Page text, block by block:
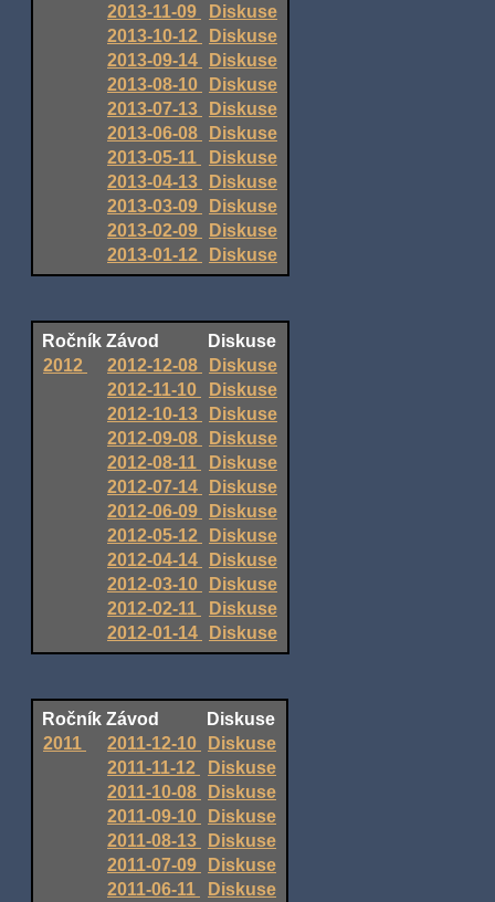
2013-11-09
Diskuse
2013-10-12
Diskuse
2013-09-14
Diskuse
2013-08-10
Diskuse
2013-07-13
Diskuse
2013-06-08
Diskuse
2013-05-11
Diskuse
2013-04-13
Diskuse
2013-03-09
Diskuse
2013-02-09
Diskuse
2013-01-12
Diskuse
Ročník Závod
Diskuse
2012
2012-12-08
Diskuse
2012-11-10
Diskuse
2012-10-13
Diskuse
2012-09-08
Diskuse
2012-08-11
Diskuse
2012-07-14
Diskuse
2012-06-09
Diskuse
2012-05-12
Diskuse
2012-04-14
Diskuse
2012-03-10
Diskuse
2012-02-11
Diskuse
2012-01-14
Diskuse
Ročník Závod
Diskuse
2011
2011-12-10
Diskuse
2011-11-12
Diskuse
2011-10-08
Diskuse
2011-09-10
Diskuse
2011-08-13
Diskuse
2011-07-09
Diskuse
2011-06-11
Diskuse